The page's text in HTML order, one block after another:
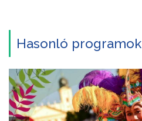
Hasonló programok